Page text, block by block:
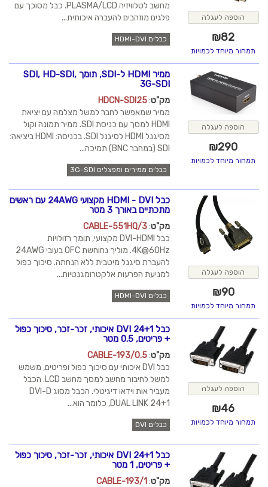
הוספה לעגלה
₪82
תמחור מיוחד לכמויות
מחשב לטלוויזיה PLASMA/LCD. כבל מסוכך עם
פלגים מוזהבים להעברה איכותית...
כבלים HDMI-DVI
הוספה לעגלה
₪290
תמחור מיוחד לכמויות
ממיר HDMI ל-SDI, תומך SDI, HD-SDI,
3G-SDI
מק"ט:
HDCN-SDI25
ממיר שמאפשר לחבר למשל מצלמה עם יציאת
HDMI למסך עם כניסת SDI. ממיר תמונה וקול
מסיגנל HDMI לסיגנל SDI. בכניסה: HDMI ביציאה:
SDI (במחבר BNC) תמיכה...
כבלים ממירים ומפצלים 3G-SDI
הוספה לעגלה
₪90
תמחור מיוחד לכמויות
כבל HDMI - DVI מקצועי 24AWG עם ראשים
מתכתיים באורך 3 מטר
מק"ט:
CABLE-551HQ/3
כבל DVI-HDMI מקצועי, תומך רזולויות
4K@60Hz. מוליך נחוחשת OFC בעובי 24AWG
להעברת סיגנל מיטבית ללא הנחתה. סיכוך כפול
למניעת הפרעות אלקטרומגנטיות...
כבלים HDMI-DVI
הוספה לעגלה
₪46
תמחור מיוחד לכמויות
כבל DVI 24+1 איכותי, זכר-זכר, סיכוך כפול
+ פריטים, 0.5 מטר
מק"ט:
CABLE-193/0.5
כבל DVI איכותי עם סיכוך כפול ופריטים, משמש
למשל לחיבור מחשב למסך מחשב LCD. הכבל
מעביר אות וידאו דיגיטלי. הכבל מסוג DVI-D
DUAL LINK 24+1, כלומר הוא...
כבלים DVI
כבל DVI 24+1 איכותי, זכר-זכר, סיכוך כפול
+ פריטים, 1 מטר
מק"ט:
CABLE-193/1